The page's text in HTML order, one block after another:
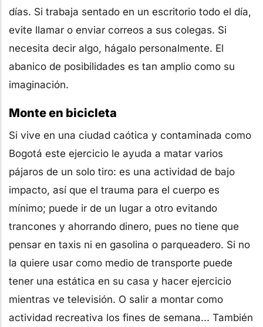
días. Si trabaja sentado en un escritorio todo el día,
evite llamar o enviar correos a sus colegas. Si
necesita decir algo, hágalo personalmente. El
abanico de posibilidades es tan amplio como su
imaginación.
Monte en bicicleta
Si vive en una ciudad caótica y contaminada como
Bogotá este ejercicio le ayuda a matar varios
pájaros de un solo tiro: es una actividad de bajo
impacto, así que el trauma para el cuerpo es
mínimo; puede ir de un lugar a otro evitando
trancones y ahorrando dinero, pues no tiene que
pensar en taxis ni en gasolina o parqueadero. Si no
la quiere usar como medio de transporte puede
tener una estática en su casa y hacer ejercicio
mientras ve televisión. O salir a montar como
actividad recreativa los fines de semana... También